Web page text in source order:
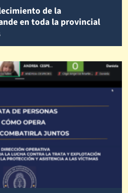
de la
en toda la provincial